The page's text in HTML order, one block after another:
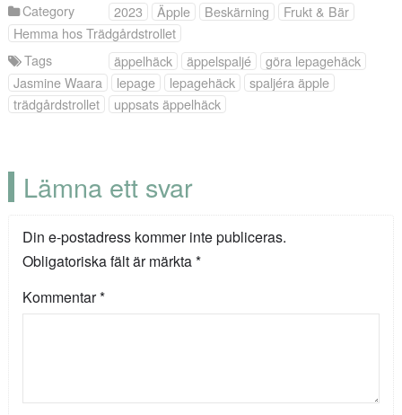
Category 2023 Äpple Beskärning
Frukt & Bär
Hemma hos Trädgårdstrollet
Tags
äppelhäck äppelspaljé
göra lepagehäck
Jasmine Waara
lepage lepagehäck
spaljéra äpple
trädgårdstrollet
uppsats äppelhäck
Lämna ett svar
Din e-postadress kommer inte publiceras.
Obligatoriska fält är märkta*
Kommentar*